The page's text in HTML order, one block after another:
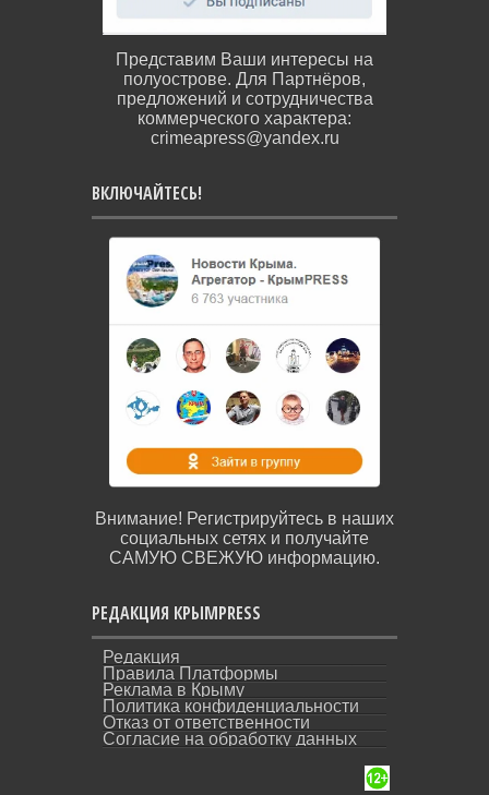
Представим Ваши интересы на
полуострове. Для Партнёров,
предложений и сотрудничества
коммерческого характера:
crimeapress@yandex.ru
ВКЛЮЧАЙТЕСЬ!
Внимание! Регистрируйтесь в наших
социальных сетях и получайте
САМУЮ СВЕЖУЮ информацию.
РЕДАКЦИЯ КРЫМPRESS
Редакция
Правила Платформы
Реклама в Крыму
Политика конфиденциальности
Отказ от ответственности
Согласие на обработку данных